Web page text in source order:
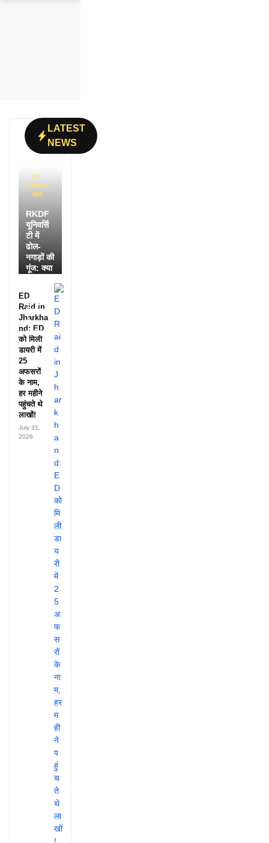
LATEST
NEWS
15
hours
पहले
RKDF
यूनिवर्सि
टी में
ढोल-
नगाड़ों की
गूंज: क्या
आदिवासी
दिवस की
ये
झलक?
ED
Raid in
Jharkha
nd: ED
को मिली
डायरी में
25
अफसरों
के नाम,
हर महीने
पहुंचते थे
लाखों!
July 31,
2026